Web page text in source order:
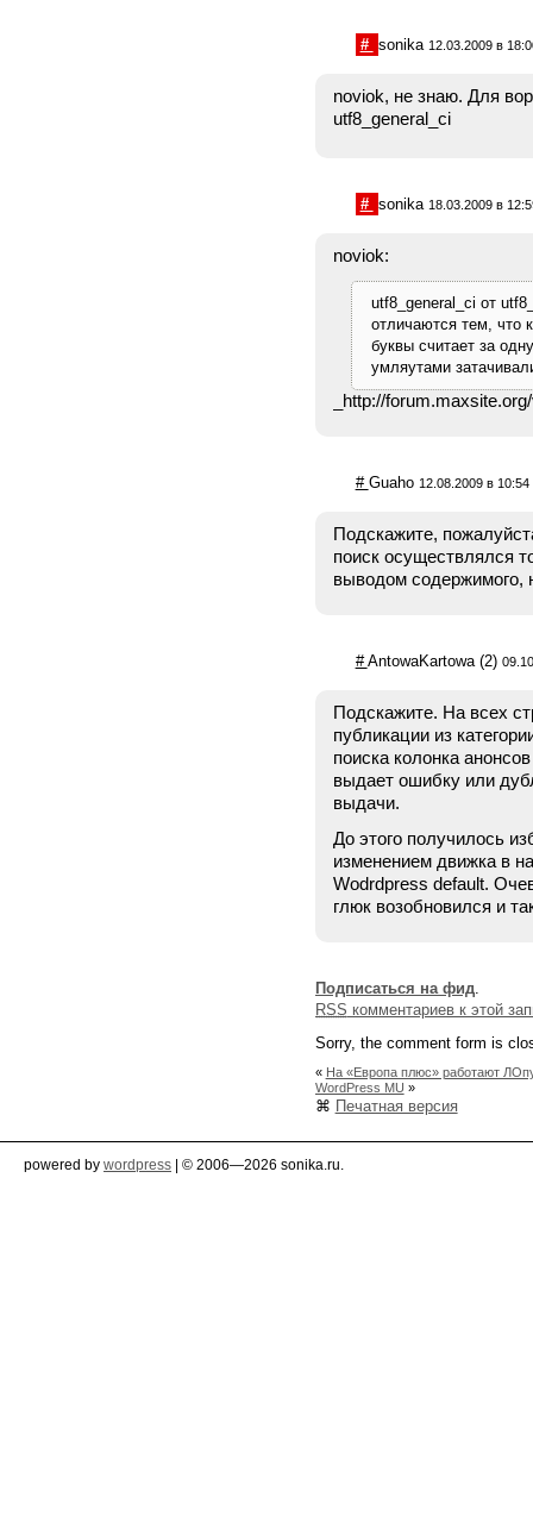
# sonika 12.03.2009 в
noviok, не знаю. Для
utf8_general_ci
# sonika 18.03.2009 в
noviok:
utf8_general_ci от
отличаются тем, что
буквы считает за
умляутами
_http://
# Guaho 12.08.2009 в 10:54
Подскажите,
поиск осуществлялся
выводом содержимого,
#AntowaKartowa (2)
Подскажите. На всех
публикации из
поиска колонка
выдает ошибку или
выдачи.
До этого получилось
изменением движка в
Wodrdpress default.
глюк возобновился и
Подписаться на фид.
RSS комментариев к этой
Sorry, the comment form is
« На «Европа плюс» работают
WordPress MU »
⌘ Печатная версия
powered by wordpress | © 2006—2026 sonika.ru.